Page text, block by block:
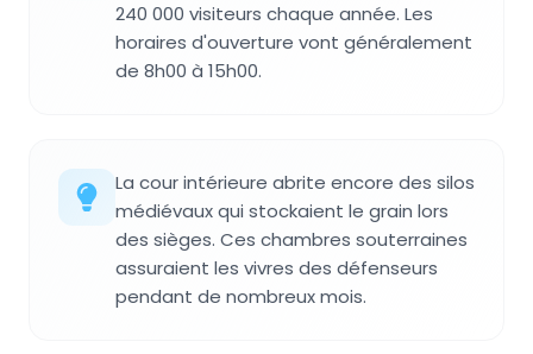
240 000 visiteurs chaque année. Les
horaires d'ouverture vont généralement
de 8h00 à 15h00.
La cour intérieure abrite encore des silos
médiévaux qui stockaient le grain lors
des sièges. Ces chambres souterraines
assuraient les vivres des défenseurs
pendant de nombreux mois.